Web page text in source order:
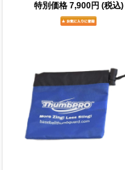
特別価格 7,900円 (税込)